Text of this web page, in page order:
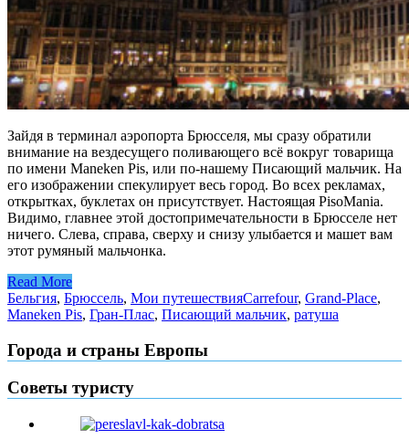
Зайдя в терминал аэропорта Брюсселя, мы сразу обратили
внимание на вездесущего поливающего всё вокруг товарища
по имени Maneken Pis, или по-нашему Писающий мальчик. На
его изображении спекулирует весь город. Во всех рекламах,
открытках, буклетах он присутствует. Настоящая PisoMania.
Видимо, главнее этой достопримечательности в Брюсселе нет
ничего. Слева, справа, сверху и снизу улыбается и машет вам
этот румяный мальчонка.
Read More
Бельгия, Брюссель, Мои путешествияCarrefour, Grand-Place,
Maneken Pis, Гран-Плас, Писающий мальчик, ратуша
Города и страны Европы
Советы туристу